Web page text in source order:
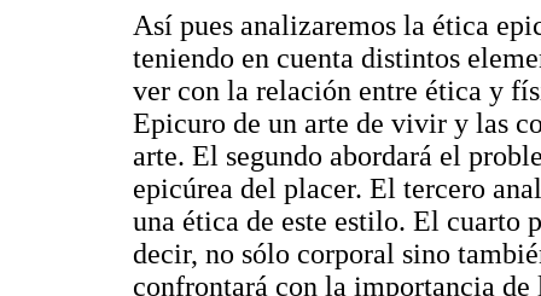
Así pues analizaremos la ética
teniendo en cuenta distintos
ver con la relación entre ética y
Epicuro de un arte de vivir y las
arte. El segundo abordará el
epicúrea del placer. El tercero
una ética de este estilo. El cuarto
decir, no sólo corporal sino
confrontará con la importancia